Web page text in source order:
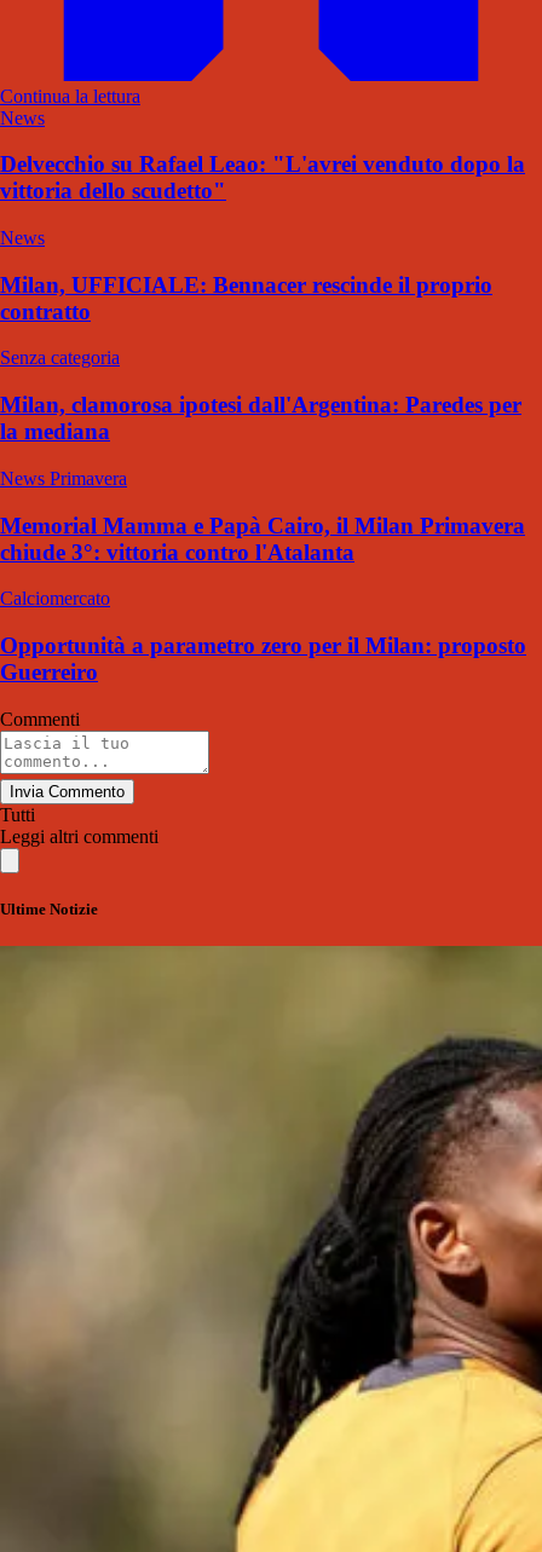
Continua la lettura
News
Delvecchio su Rafael Leao: "L'avrei venduto dopo la
vittoria dello scudetto"
News
Milan, UFFICIALE: Bennacer rescinde il proprio
contratto
Senza categoria
Milan, clamorosa ipotesi dall'Argentina: Paredes per
la mediana
News Primavera
Memorial Mamma e Papà Cairo, il Milan Primavera
chiude 3°: vittoria contro l'Atalanta
Calciomercato
Opportunità a parametro zero per il Milan: proposto
Guerreiro
Commenti
Invia Commento
Tutti
Leggi altri commenti
Ultime Notizie